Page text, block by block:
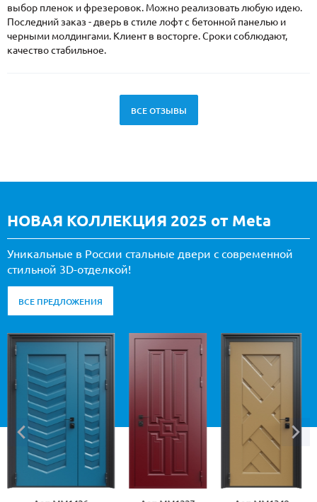
выбор пленок и фрезеровок. Можно реализовать любую идею.
Последний заказ - дверь в стиле лофт с бетонной панелью и
черными молдингами. Клиент в восторге. Сроки соблюдают,
качество стабильное.
ВСЕ ОТЗЫВЫ
НОВАЯ КОЛЛЕКЦИЯ 2025 от Meta
Уникальные в России стальные двери с современной
стильной 3D-отделкой!
ВСЕ ПРЕДЛОЖЕНИЯ